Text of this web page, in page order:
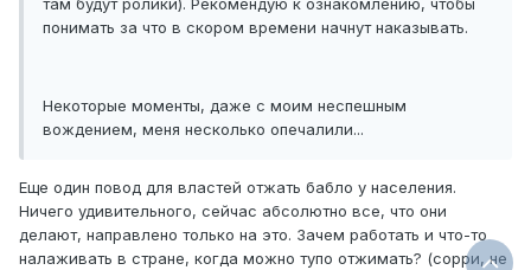
там будут ролики). Рекомендую к ознакомлению, чтобы
понимать за что в скором времени начнут наказывать.
Некоторые моменты, даже с моим неспешным
вождением, меня несколько опечалили...
Еще один повод для властей отжать бабло у населения.
Ничего удивительного, сейчас абсолютно все, что они
делают, направлено только на это. Зачем работать и что-то
налаживать в стране, когда можно тупо отжимать? (сорри, не